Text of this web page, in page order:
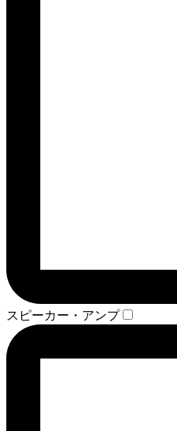
スピーカー・アンプ